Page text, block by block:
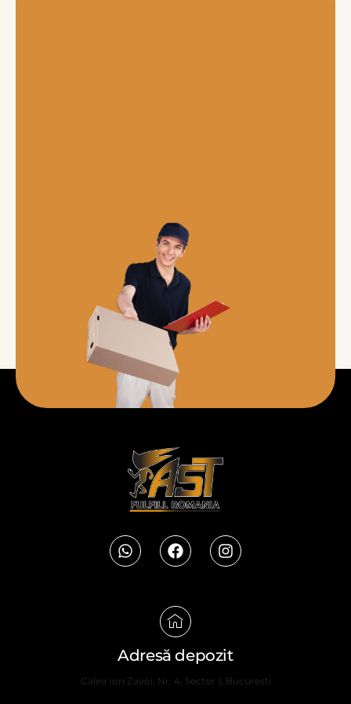
Adresă depozit
Calea Ion Zavoi, Nr. 4, Sector 1, București